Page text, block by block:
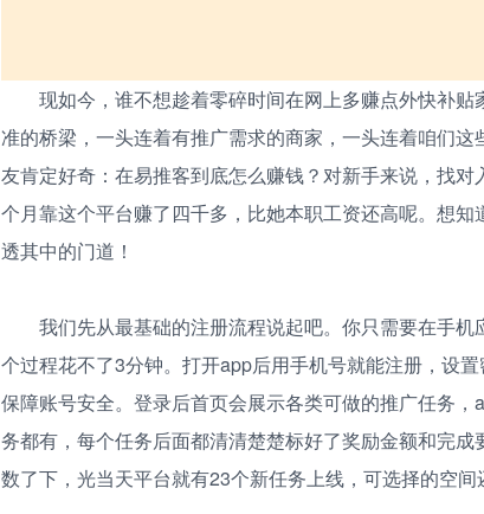
现如今，谁不想趁着零碎时间在网上多赚点外快补
准的桥梁，一头连着有推广需求的商家，一头连着咱们
友肯定好奇：在易推客到底怎么赚钱？对新手来说，找
个月靠这个平台赚了四千多，比她本职工资还高呢。想
透其中的门道！
我们先从最基础的注册流程说起吧。你只需要在手机
个过程花不了3分钟。打开app后用手机号就能注册，设
保障账号安全。登录后首页会展示各类可做的推广任务
务都有，每个任务后面都清清楚楚标好了奖励金额和完
数了下，光当天平台就有23个新任务上线，可选择的空间